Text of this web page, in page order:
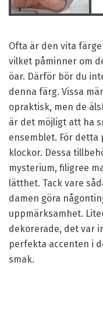
Ofta är den vita
vilket påminner om
öar. Därför bör du
denna färg. Vissa
opraktisk, men de
är det möjligt att ha
ensemblet. För
klockor. Dessa
mysterium, filigree
lätthet. Tack vare
damen göra
uppmärksamhet.
dekorerade, det var
perfekta accenten i
smak.